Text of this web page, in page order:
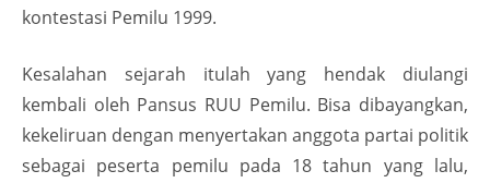
kontestasi Pemilu 1999.
Kesalahan sejarah itulah yang hendak diulangi
kembali oleh Pansus RUU Pemilu. Bisa dibayangkan,
kekeliruan dengan menyertakan anggota partai politik
sebagai peserta pemilu pada 18 tahun yang lalu,